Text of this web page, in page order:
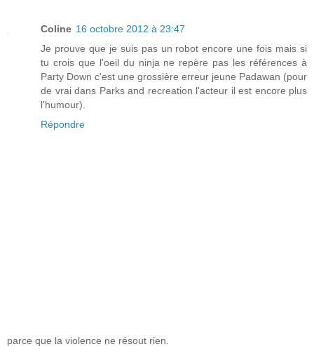
Coline 16 octobre 2012 à 23:47
Je prouve que je suis pas un robot encore une fois mais si
tu crois que l'oeil du ninja ne repère pas les références à
Party Down c'est une grossière erreur jeune Padawan (pour
de vrai dans Parks and recreation l'acteur il est encore plus
l'humour).
Répondre
parce que la violence ne résout rien.